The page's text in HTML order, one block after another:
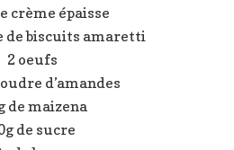
crème épaisse
de biscuits amaretti
2 oeufs
d’amandes
de maizena
de sucre